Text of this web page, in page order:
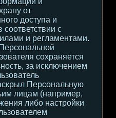
от
доступа и
соответствии с
и регламентами.
сохраняется
за исключением
Персональную
лицам (например,
либо настройки